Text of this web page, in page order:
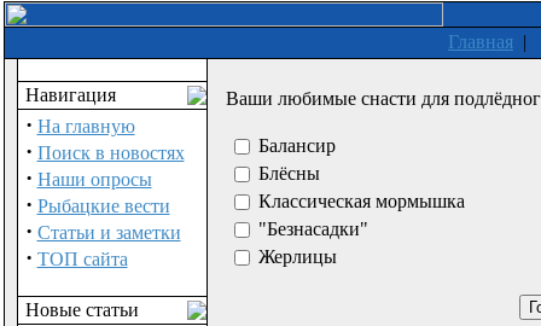
Главная |
Навигация
· На главную
· Поиск в новостях
· Наши опросы
· Рыбацкие вести
· Статьи и заметки
· ТОП сайта
Новые статьи
Ваши любимые снасти для
Балансир
Блёсны
Классическая мормышка
"Безнасадки"
Жерлицы